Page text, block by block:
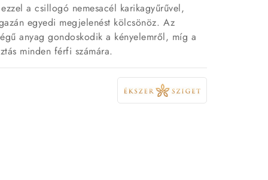
a csillogó nemesacél karikagyűrűvel,
egyedi megjelenést kölcsönöz. Az
anyag gondoskodik a kényelemről, míg a
minden férfi számára.